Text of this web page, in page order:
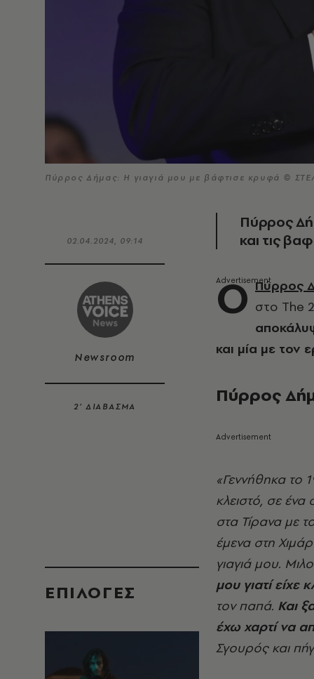
Πύρρος Δήμας: Η γιαγιά μου με βάφτισε κρυφά ©
02.04.2024, 09:14
Newsroom
2’ ΔΙΑΒΑΣΜΑ
EΠΙΛΟΓΈΣ
Πύρρος
και τις
Ο Πύρρος
στο The
και μία με τον
Πύρρος
«Γεννήθηκα το
κλειστό, σε ένα
στα Τίρανα με
έμενα στη
γιαγιά μου.
μου γιατί είχε
τον παπά. Και
έχω χαρτί να
Σγουρός και